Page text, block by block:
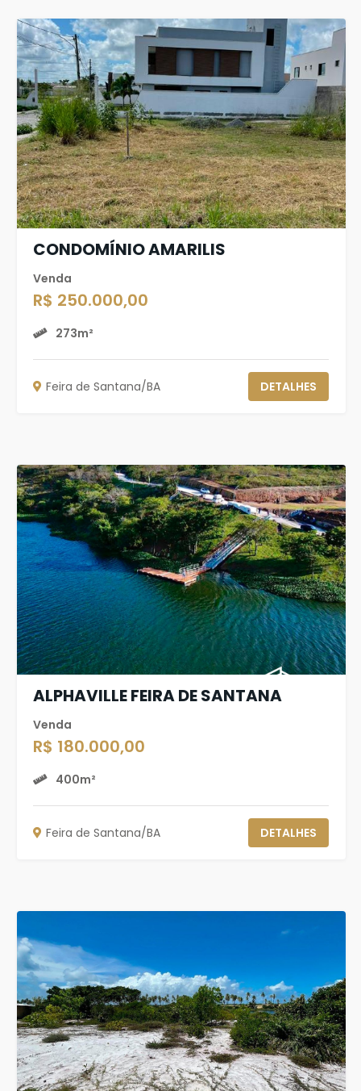
CONDOMÍNIO AMARILIS
Venda
R$ 250.000,00
273m²
Feira de Santana/BA DETALHES
ALPHAVILLE FEIRA DE SANTANA
Venda
R$ 180.000,00
400m²
Feira de Santana/BA DETALHES